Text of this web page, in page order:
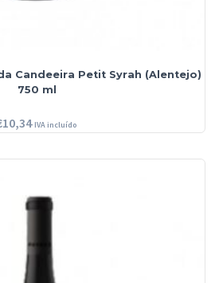
Candeeira Petit Syrah (Alentejo)
750 ml
10,34 IVA incluído